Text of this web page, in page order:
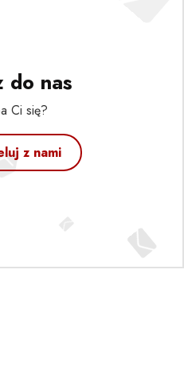
do nas
Ci się?
z nami